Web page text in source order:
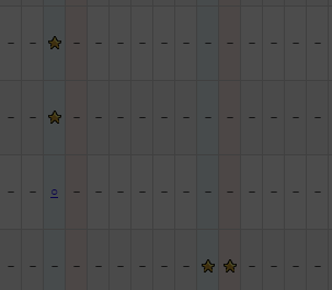
－ － － － － － － － － － － － － －
－ － － － － － － － － － － － － －
－ － ○ － － － － － － － － － － － －
－ － － － － － － － － － － － －